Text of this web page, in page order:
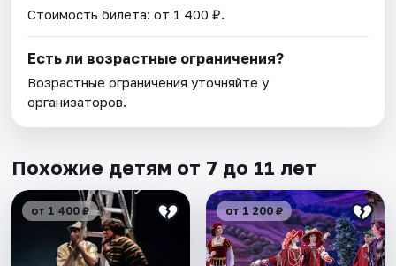
Стоимость билета: от 1 400 ₽.
Есть ли возрастные ограничения?
Возрастные ограничения уточняйте у
организаторов.
Похожие детям от 7 до 11 лет
от 1 400 ₽ от 1 200 ₽